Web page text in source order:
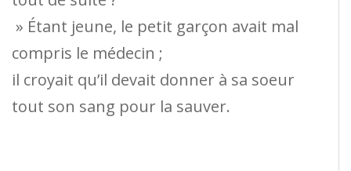
» Étant jeune, le petit garçon avait mal
compris le médecin ;
il croyait qu’il devait donner à sa soeur
tout son sang pour la sauver.